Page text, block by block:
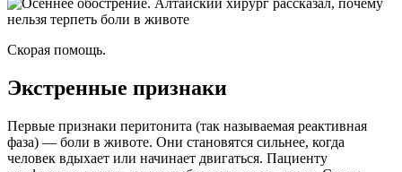
Скорая помощь.
Экстренные признаки
Первые признаки перитонита (так называемая реактивная
фаза) — боли в животе. Они становятся сильнее, когда
человек вдыхает или начинает двигаться. Пациенту